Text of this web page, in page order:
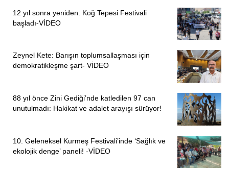
12 yıl sonra yeniden: Koğ Tepesi Festivali
başladı-VİDEO
Zeynel Kete: Barışın toplumsallaşması için
demokratikleşme şart- VİDEO
88 yıl önce Zini Gediği’nde katledilen 97 can
unutulmadı: Hakikat ve adalet arayışı sürüyor!
10. Geleneksel Kurmeş Festivali’inde ‘Sağlık ve
ekolojik denge’ paneli! -VİDEO